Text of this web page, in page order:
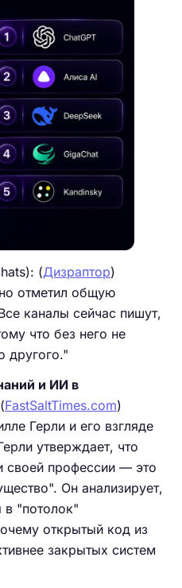
(Дизраптор)
отметил общую
каналы сейчас пишут,
что без него не
другого."
и ИИ в
FastSaltTimes.com)
Герли и его взгляде
утверждает, что
своей профессии — это
Он анализирует,
"потолок"
открытый код из
закрытых систем